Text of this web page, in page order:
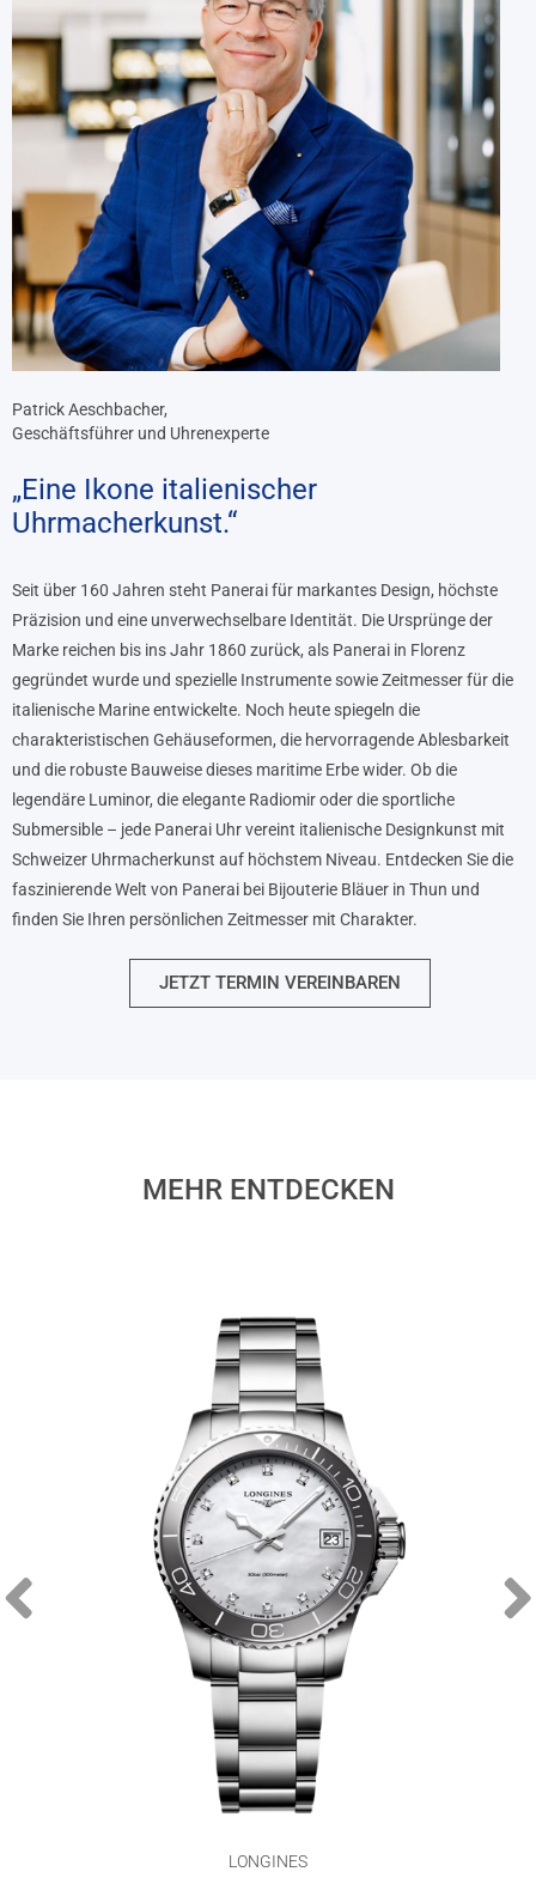
Patrick Aeschbacher,
Geschäftsführer und Uhrenexperte
„Eine Ikone italienischer
Uhrmacherkunst.“
Seit über 160 Jahren steht Panerai für markantes Design, höchste
Präzision und eine unverwechselbare Identität. Die Ursprünge der
Marke reichen bis ins Jahr 1860 zurück, als Panerai in Florenz
gegründet wurde und spezielle Instrumente sowie Zeitmesser für die
italienische Marine entwickelte. Noch heute spiegeln die
charakteristischen Gehäuseformen, die hervorragende Ablesbarkeit
und die robuste Bauweise dieses maritime Erbe wider. Ob die
legendäre Luminor, die elegante Radiomir oder die sportliche
Submersible – jede Panerai Uhr vereint italienische Designkunst mit
Schweizer Uhrmacherkunst auf höchstem Niveau. Entdecken Sie die
faszinierende Welt von Panerai bei Bijouterie Bläuer in Thun und
finden Sie Ihren persönlichen Zeitmesser mit Charakter.
JETZT TERMIN VEREINBAREN
MEHR ENTDECKEN
LONGINES